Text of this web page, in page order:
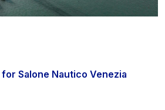
Salone Nautico Venezia